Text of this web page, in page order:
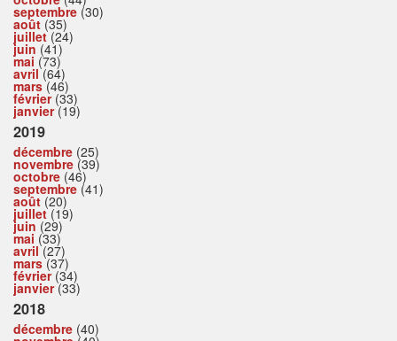
septembre (30)
août (35)
juillet(24)
juin (41)
mai (73)
avril(64)
mars(46)
février(33)
janvier(19)
2019
décembre (25)
novembre (39)
octobre (46)
septembre (41)
août (20)
juillet(19)
juin (29)
mai (33)
avril(27)
mars(37)
février(34)
janvier(33)
2018
décembre (40)